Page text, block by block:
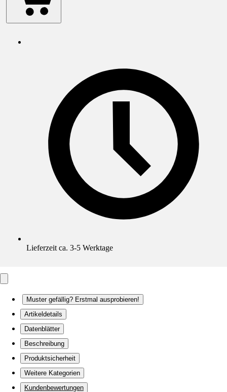
Lieferzeit ca. 3-5 Werktage
Muster gefällig? Erstmal ausprobieren!
Artikeldetails
Datenblätter
Beschreibung
Produktsicherheit
Weitere Kategorien
Kundenbewertungen